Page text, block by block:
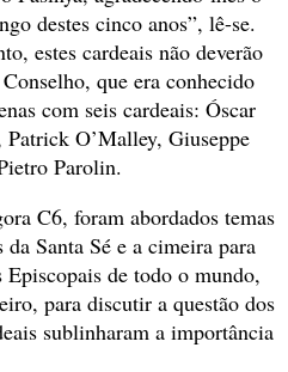
destes cinco anos”, lê-se.
estes cardeais não deverão
que era conhecido
com seis cardeais: Óscar
O’Malley, Giuseppe
Parolin.
C6, foram abordados temas
Santa Sé e a cimeira para
Episcopais de todo o mundo,
para discutir a questão dos
sublinharam a importância